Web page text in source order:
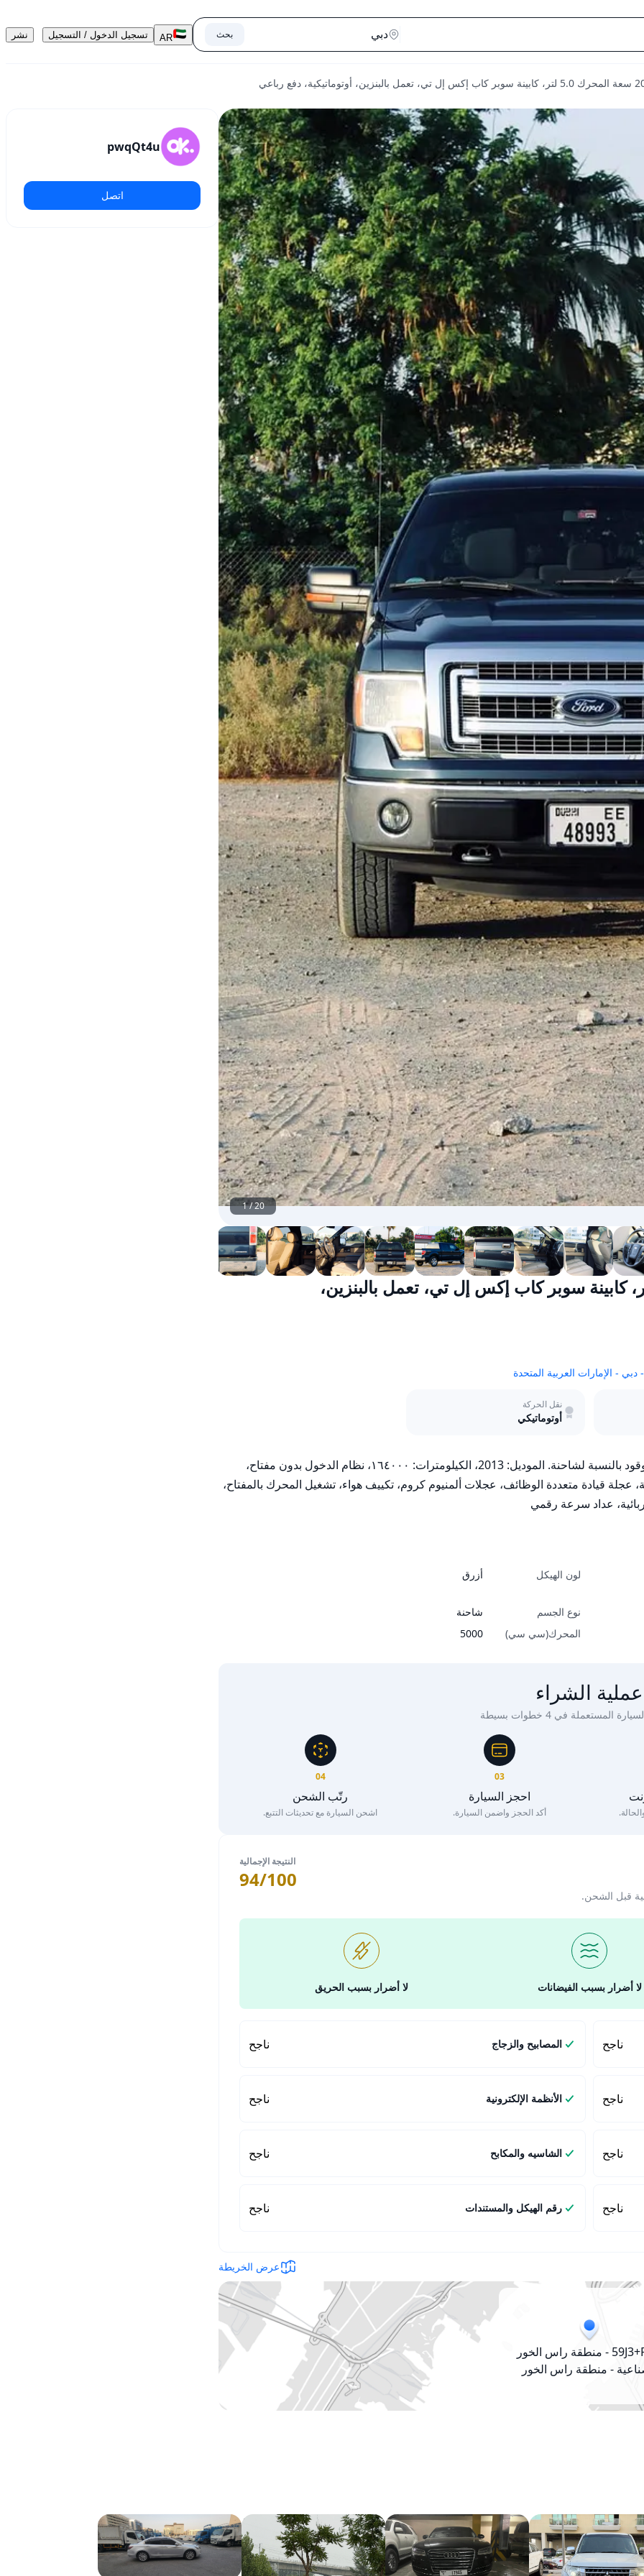
بحث AR تسجيل الدخول / التسجيل نشر
1/20
150 سنة 2013 سعة المحرك 5.0 لتر، كابينة سوبر كاب إكس إل تي، تعمل بالبنزين،
نقل الحركة
أوتوماتيكي
عداد سرعة رقمي
لون الهيكل أزرق
نوع الجسم
شاحنة
المحرك(سي سي)
5000
عملية الشراء
المستعملة في 4 خطوات بسيطة
03
احجز السيارة
أكد الحجز واضمن السيارة.
04
رتّب الشحن
اشحن السيارة مع تحديثات التتبع.
قبل الشحن.
النتيجة الإجمالية
94/100
لا أضرار بسبب الفيضانات لا أضرار بسبب الحريق
ناجح المصابيح والزجاج ناجح
ناجح الأنظمة الإلكترونية ناجح
ناجح الشاسيه والمكابح ناجح
ناجح رقم الهيكل والمستندات ناجح
عرض الخريطة
59J3+FRH - منطقة راس الخور
- منطقة راس الخور
العربية المتحدة
pwqQt4u
اتصل